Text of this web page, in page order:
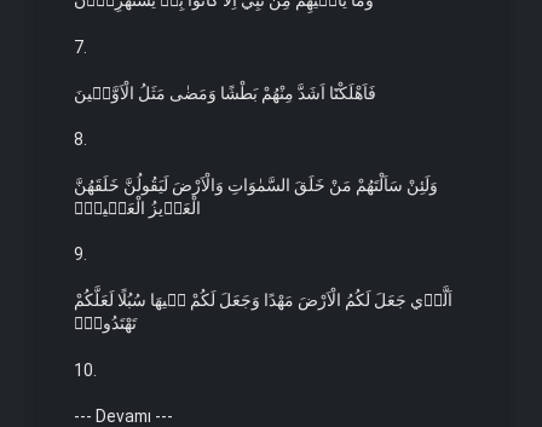
7.
فَاَهْلَكْنَٓا اَشَدَّ مِنْهُمْ بَطْشًا وَمَضٰى مَثَلُ الْاَوَّل۪ينَ
8.
وَلَئِنْ سَاَلْتَهُمْ مَنْ خَلَقَ السَّمٰوَاتِ وَالْاَرْضَ لَيَقُولُنَّ خَلَقَهُنَّ
الْعَز۪يزُ الْعَل۪يمُۙ
9.
اَلَّذ۪ي جَعَلَ لَكُمُ الْاَرْضَ مَهْدًا وَجَعَلَ لَكُمْ ف۪يهَا سُبُلًا لَعَلَّكُمْ
تَهْتَدُونَۚ
10.
--- Devamı ---